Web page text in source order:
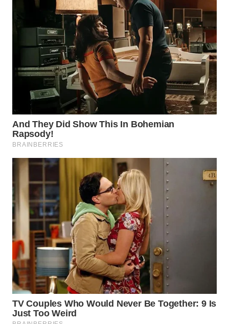
GORONTALO
SULUT
WN
MALUKU
WN
MALUT
DAIRI
WN
DANAU
TOBA
WN
NIAS
LANGKAT